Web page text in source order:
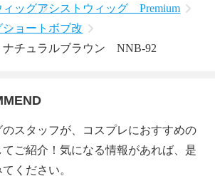
ィッグアシストウィッグ Premium
ショートボブ改
チュラルブラウン NNB-92
スタッフが、コスプレにおすすめの
ご紹介！気になる情報があれば、是
ください。